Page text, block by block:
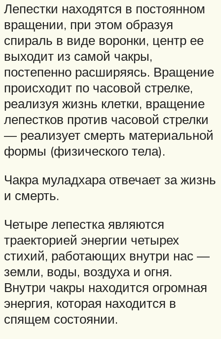
Лепестки находятся в постоянном
вращении, при этом образуя
спираль в виде воронки, центр ее
выходит из самой чакры,
постепенно расширяясь. Вращение
происходит по часовой стрелке,
реализуя жизнь клетки, вращение
лепестков против часовой стрелки
— реализует смерть материальной
формы (физического тела).
Чакра муладхара отвечает за жизнь
и смерть.
Четыре лепестка являются
траекторией энергии четырех
стихий, работающих внутри нас —
земли, воды, воздуха и огня.
Внутри чакры находится огромная
энергия, которая находится в
спящем состоянии.